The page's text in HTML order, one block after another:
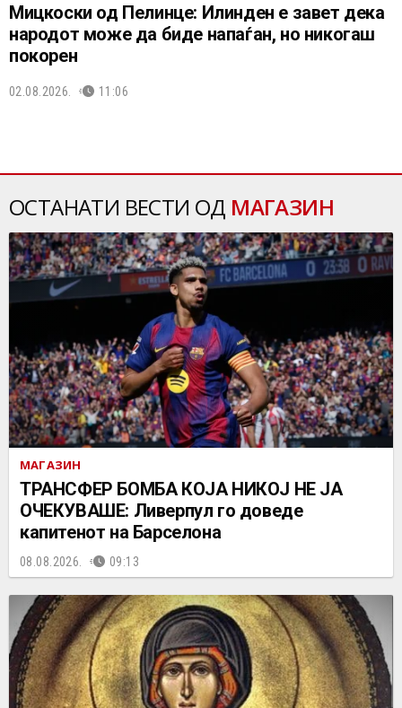
Мицкоски од Пелинце: Илинден е завет дека
народот може да биде напаѓан, но никогаш
покорен
02.08.2026. 11:06
ОСТАНАТИ ВЕСТИ ОД МАГАЗИН
МАГАЗИН
ТРАНСФЕР БОМБА КОЈА НИКОЈ НЕ ЈА
ОЧЕКУВАШЕ: Ливерпул го доведе
капитенот на Барселона
08.08.2026. 09:13